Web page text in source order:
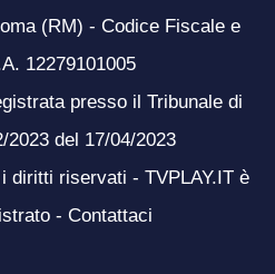
(RM) - Codice Fiscale e
12279101005
presso il Tribunale di
2023 del 17/04/2023
diritti riservati - TVPLAY.IT è
- Contattaci